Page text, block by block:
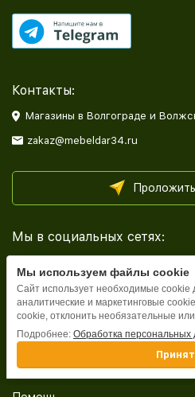
Контакты:
Магазины в Волгограде и
zakaz@mebeldar34.ru
Мы в социальных сетях:
Каталог
Мы используем файлы cookie
Сайт использует необходимые cookie
аналитические и маркетинговые
cookie, отклонить необязательные
Подробнее: Обработка персональных